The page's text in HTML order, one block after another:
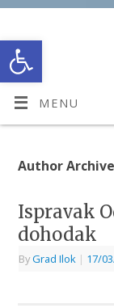
Open toolbar
MENU
Author
Ispravak
dohodak
ByGrad Ilok | 17/